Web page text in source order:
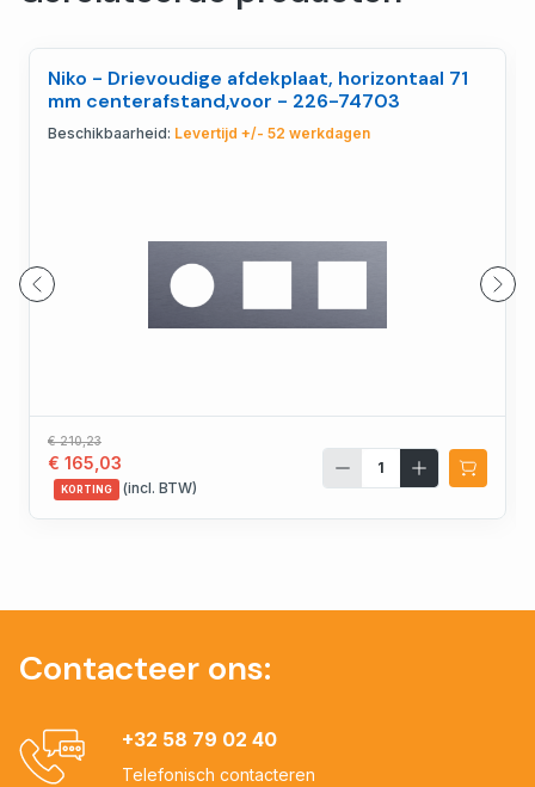
Niko - Drievoudige afdekplaat, horizontaal 71
mm centerafstand,voor - 226-74703
Beschikbaarheid: Levertijd +/- 52 werkdagen
€ 210,23
€ 165,03
KORTING (incl. BTW)
Contacteer ons:
+32 58 79 02 40
Telefonisch contacteren